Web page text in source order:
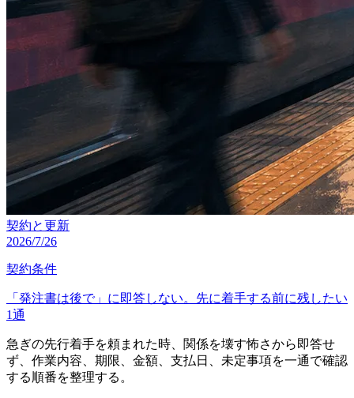
契約と更新
2026/7/26
契約条件
「発注書は後で」に即答しない。先に着手する前に残したい
1通
急ぎの先行着手を頼まれた時、関係を壊す怖さから即答せ
ず、作業内容、期限、金額、支払日、未定事項を一通で確認
する順番を整理する。